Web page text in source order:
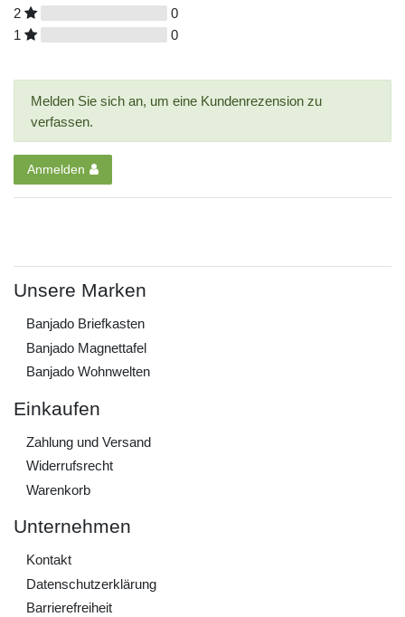
2
0
1
0
Melden Sie sich an, um eine Kundenrezension zu
verfassen.
Anmelden
Unsere Marken
Banjado Briefkasten
Banjado Magnettafel
Banjado Wohnwelten
Einkaufen
Zahlung und Versand
Widerrufs­recht
Warenkorb
Unternehmen
Kontakt
Daten­schutz­erklärung
Barrierefreiheit